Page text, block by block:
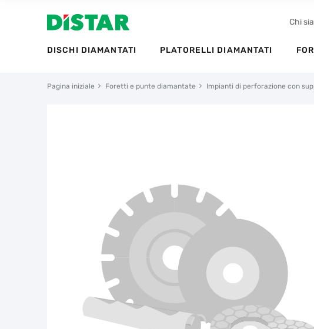
Chi
DISCHI DIAMANTATI PLATORELLI DIAMANTATI
Pagina iniziale Foretti e punte diamantate Impianti di perforazione con